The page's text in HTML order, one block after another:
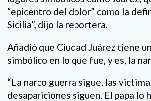
“epicentro del dolor” como la
Sicilia”, dijo la reportera.
Añadió que Ciudad Juárez tiene
simbólico en lo que fue, y es, la
“La narco guerra sigue, las
desapariciones siguen. El papa lo